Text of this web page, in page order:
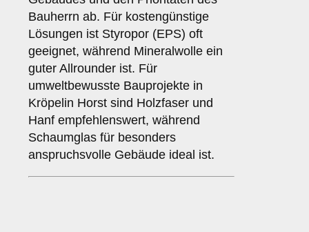
Bauherrn ab. Für kostengünstige
Lösungen ist Styropor (EPS) oft
geeignet, während Mineralwolle ein
guter Allrounder ist. Für
umweltbewusste Bauprojekte in
Kröpelin Horst sind Holzfaser und
Hanf empfehlenswert, während
Schaumglas für besonders
anspruchsvolle Gebäude ideal ist.